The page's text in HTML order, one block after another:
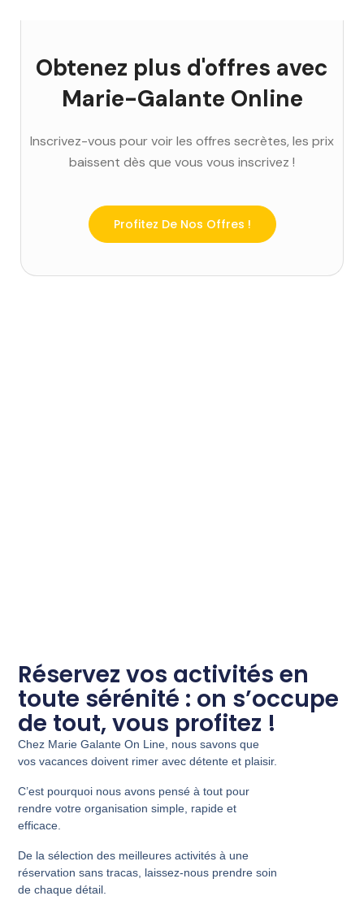
Obtenez plus d'offres avec
Marie-Galante Online
Inscrivez-vous pour voir les offres secrètes, les prix
baissent dès que vous vous inscrivez !
Profitez De Nos Offres !
Réservez vos activités en
toute sérénité : on s’occupe
de tout, vous profitez !
Chez Marie Galante On Line, nous savons que
vos vacances doivent rimer avec détente et plaisir.
C’est pourquoi nous avons pensé à tout pour
rendre votre organisation simple, rapide et
efficace.
De la sélection des meilleures activités à une
réservation sans tracas, laissez-nous prendre soin
de chaque détail.